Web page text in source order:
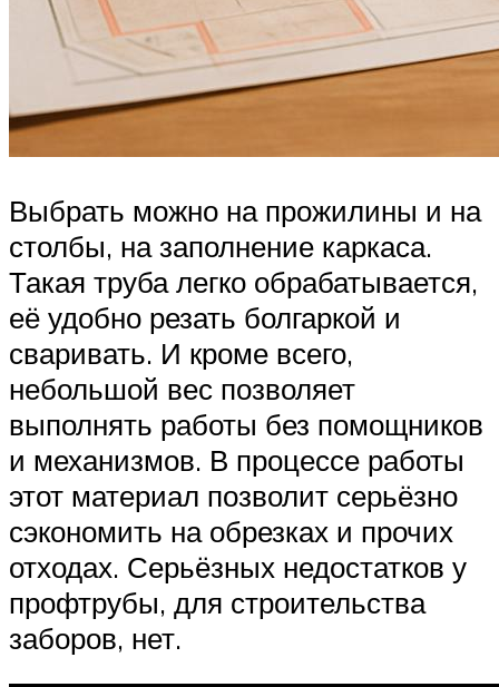
Выбрать можно на прожилины и на
столбы, на заполнение каркаса.
Такая труба легко обрабатывается,
её удобно резать болгаркой и
сваривать. И кроме всего,
небольшой вес позволяет
выполнять работы без помощников
и механизмов. В процессе работы
этот материал позволит серьёзно
сэкономить на обрезках и прочих
отходах. Серьёзных недостатков у
профтрубы, для строительства
заборов, нет.